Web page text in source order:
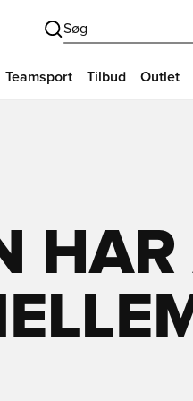
Søg
Teamsport Tilbud Outlet
HAR